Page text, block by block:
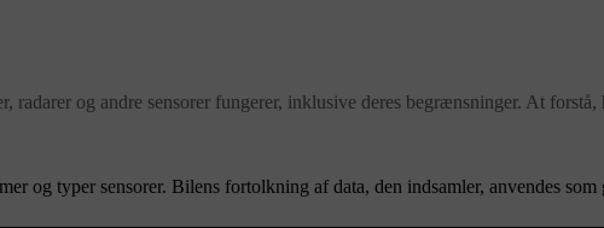
radarer og andre sensorer fungerer, inklusive deres begrænsninger. At
og typer sensorer. Bilens fortolkning af data, den indsamler, anvendes